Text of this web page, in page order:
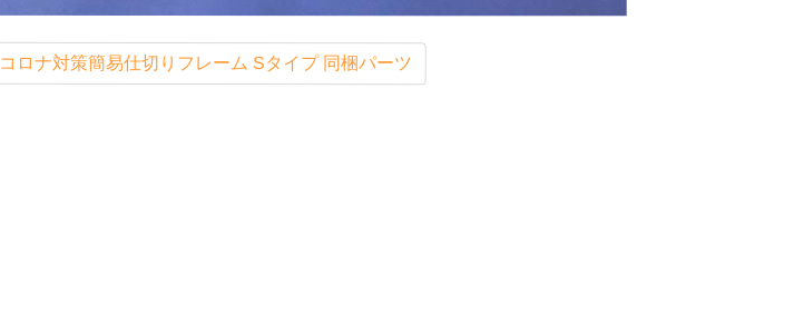
コロナ対策簡易仕切りフレーム Sタイプ 同梱パーツ